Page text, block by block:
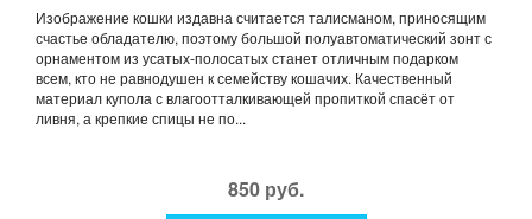
Изображение кошки издавна считается талисманом, приносящим
счастье обладателю, поэтому большой полуавтоматический зонт с
орнаментом из усатых-полосатых станет отличным подарком
всем, кто не равнодушен к семейству кошачих. Качественный
материал купола с влагоотталкивающей пропиткой спасёт от
ливня, а крепкие спицы не по...
850 руб.